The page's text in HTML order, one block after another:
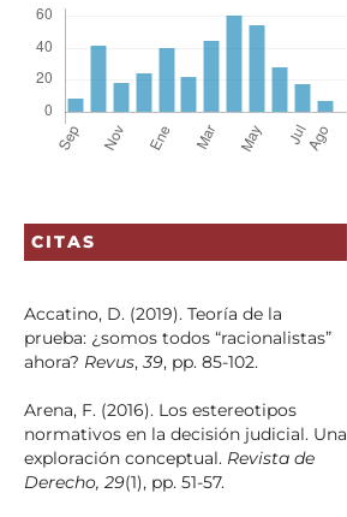
CITAS
Accatino, D. (2019). Teoría de la
prueba: ¿somos todos “racionalistas”
ahora? Revus,39, pp. 85-102.
Arena, F. (2016). Los estereotipos
normativos en la decisión judicial. Una
exploración conceptual. Revista de
Derecho, 29(1), pp. 51-57.